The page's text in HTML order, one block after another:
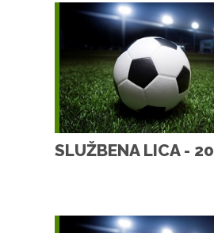
SLUŽBENA LICA -